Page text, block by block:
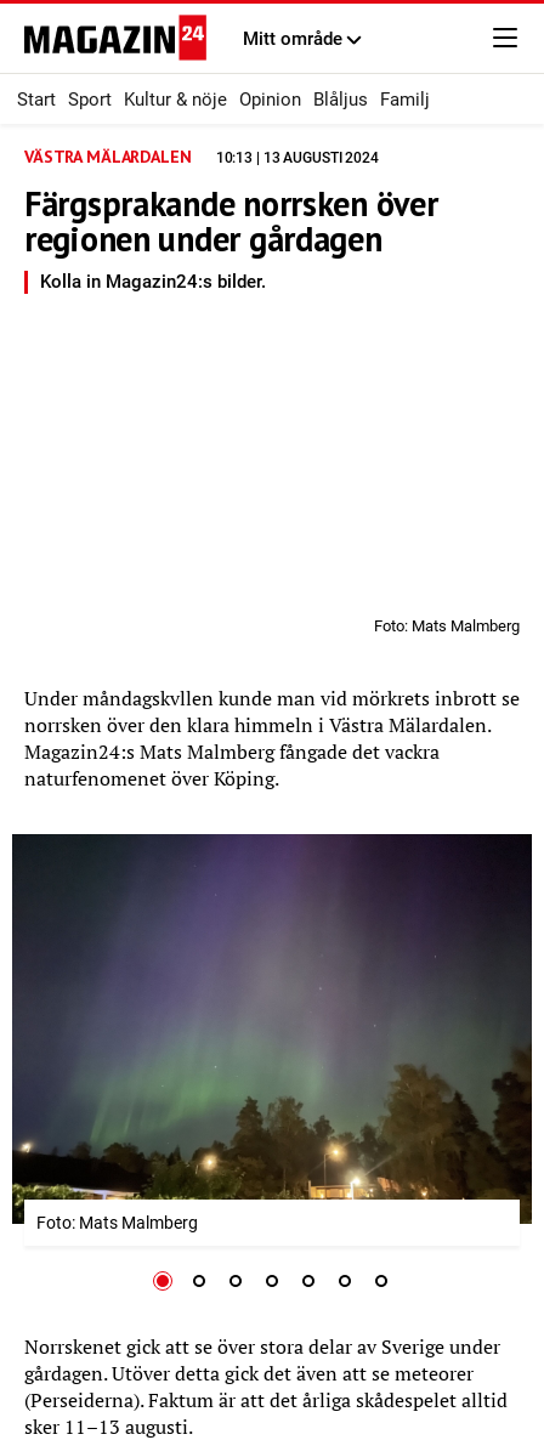
Mitt område
Start Sport Kultur & nöje Opinion Blåljus Familj
VÄSTRA MÄLARDALEN 10:13 | 13 AUGUSTI 2024
Färgsprakande norrsken över
regionen under gårdagen
Kolla in Magazin24:s bilder.
Foto: Mats Malmberg
Under måndagskvllen kunde man vid mörkrets inbrott se
norrsken över den klara himmeln i Västra Mälardalen.
Magazin24:s Mats Malmberg fångade det vackra
naturfenomenet över Köping.
Foto: Mats Malmberg
Norrskenet gick att se över stora delar av Sverige under
gårdagen. Utöver detta gick det även att se meteorer
(Perseiderna). Faktum är att det årliga skådespelet alltid
sker 11–13 augusti.